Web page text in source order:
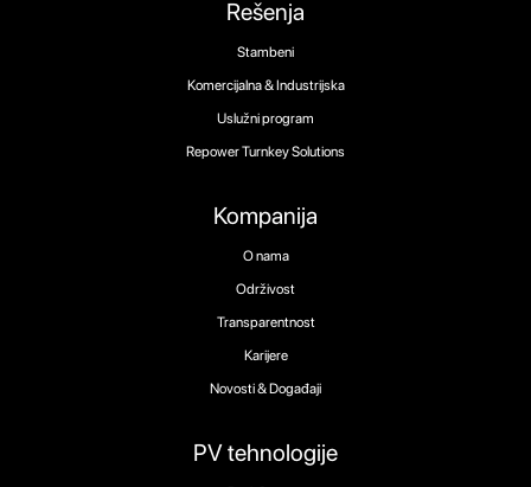
PV tehnologije
Kompanija
O nama
Održivost
Transparentnost
Karijere
Novosti & Događaji
Rešenja
Stambeni
Komercijalna & Industrijska
Uslužni program
Repower Turnkey Solutions